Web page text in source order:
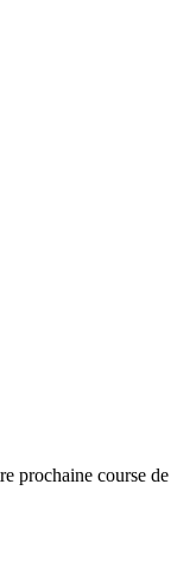
prochaine course de